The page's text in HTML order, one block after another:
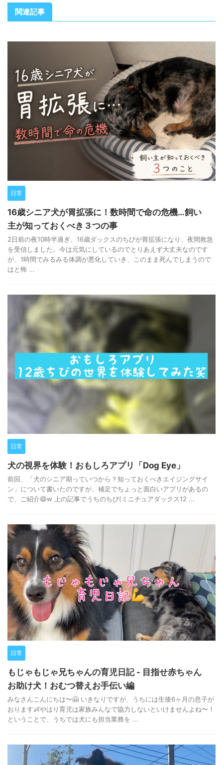
関連記事
日常
16歳シニア犬が胃拡張に！数時間で命の危機…飼い
主が知っておくべき３つの事
2日前の夜10時半過ぎ、16歳ダックスのちびが胃拡張になり、夜間救急
を受信しました。今は元気にしているのでとりあえず大丈夫なのです
が、1時間でみるみる体調が悪化していき、このまま死んでしまうので
はと怖 ...
日常
犬の視界を体験！おもしろアプリ「Dog Eye」
前回、「犬のシニア期っていつから？知っておくべきエイジングサイ
ン」について書いたのですが、補足でちょっと面白いアプリがあるの
で、ご紹介😄w 上の記事でうちのちび(ミニチュアダックス12 ...
日常
もじゃもじゃ兄ちゃんの育児日記 - 目指せ赤ちゃん
お助け犬！おむつ替えお手伝い編
みなさんこんにちは〜🤗 いきなりですが、うちには生後6ヶ月の息子が
おります👶やはり育児は家族みんなで協力しないといけませんよね〜！
ということで、うちでは犬にも担当業務を ...